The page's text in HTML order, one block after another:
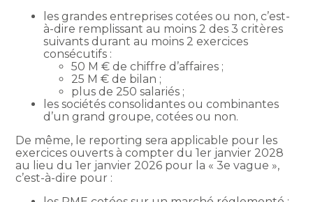
les grandes entreprises cotées ou non, c’est-
à-dire remplissant au moins 2 des 3 critères
suivants durant au moins 2 exercices
consécutifs :
50 M € de chiffre d’affaires ;
25 M € de bilan ;
plus de 250 salariés ;
les sociétés consolidantes ou combinantes
d’un grand groupe, cotées ou non.
De même, le reporting sera applicable pour les
exercices ouverts à compter du 1er janvier 2028
au lieu du 1er janvier 2026 pour la « 3e vague »,
c’est-à-dire pour :